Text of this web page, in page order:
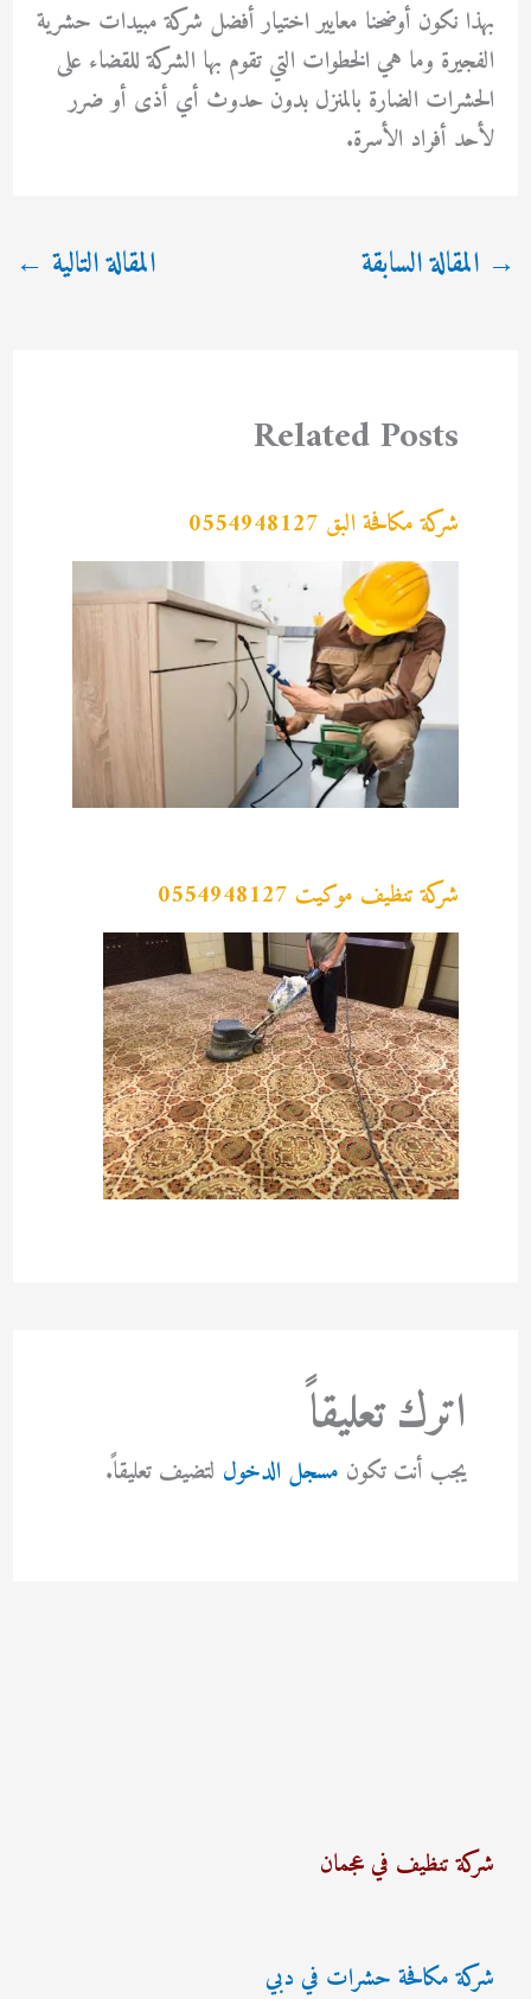
بهذا نكون أوضحنا معايير اختيار أفضل شركة مبيدات حشرية
الفجيرة وما هي الخطوات التي تقوم بها الشركة للقضاء على
الحشرات الضارة بالمنزل بدون حدوث أي أذى أو ضرر
لأحد أفراد الأسرة.
→ المقالة السابقة المقالة التالية ←
Related Posts
شركة مكافحة البق 0554948127
شركة تنظيف موكيت 0554948127
اترك تعليقاً
يجب أنت تكون مسجل الدخول لتضيف تعليقاً.
شركة تنظيف في عجمان
شركة مكافحة حشرات في دبي